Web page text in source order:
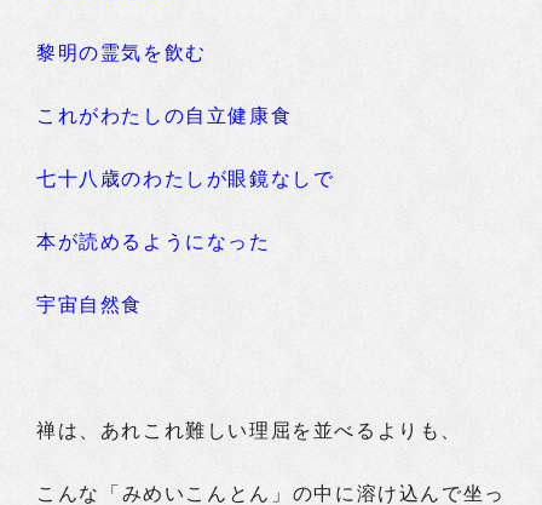
黎明の霊気を飲む
これがわたしの自立健康食
七十八歳のわたしが眼鏡なしで
本が読めるようになった
宇宙自然食
禅は、あれこれ難しい理屈を並べるよりも、
こんな「みめいこんとん」の中に溶け込んで坐っ